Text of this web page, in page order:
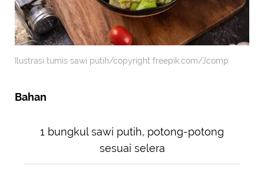
Ilustrasi tumis sawi putih/copyright freepik.com/Jcomp
Bahan
1 bungkul sawi putih, potong-potong
sesuai selera